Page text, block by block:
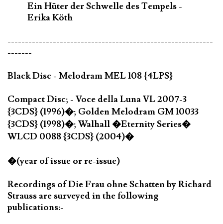
Ein Hüter der Schwelle des Tempels -
Erika Köth
-----------------------------------------------------------
-------
Black Disc - Melodram MEL 108 {4LPS}
Compact Disc; - Voce della Luna VL 2007-3
{3CDS} (1996)�; Golden Melodram GM 10033
{3CDS} (1998)�; Walhall �Eternity Series�
WLCD 0088 {3CDS} (2004)�
�(year of issue or re-issue)
Recordings of Die Frau ohne Schatten by Richard
Strauss are surveyed in the following
publications:-